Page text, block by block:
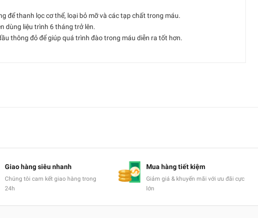
để thanh lọc cơ thể, loại bỏ mỡ và các tạp chất trong máu.
dùng liệu trình 6 tháng trở lên.
thông đỏ để giúp quá trình đào trong máu diễn ra tốt hơn.
Giao hàng siêu nhanh
Chúng tôi cam kết giao hàng trong
24h
Mua hàng tiết kiệm
Giảm giá & khuyến mãi với ưu đãi cực
lớn